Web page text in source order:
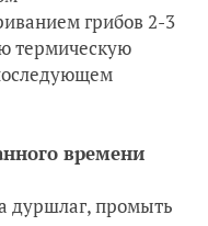
грибов 2-3
термическую
времени
дуршлаг, промыть